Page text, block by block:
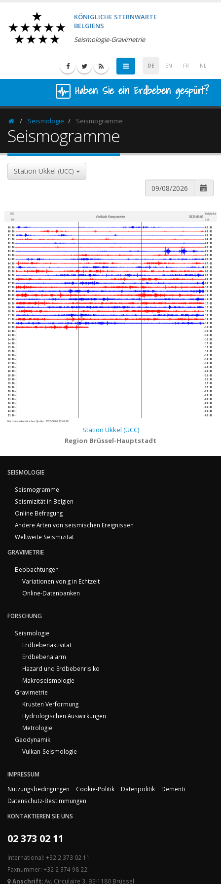
KÖNIGLICHE STERNWARTE
BELGIENS
Seismologie-Gravimetrie
DE EN FR NL
Haben Sie ein Erdbeben gespürt?
HomepageSeismologie Seismogramme
Seismogramme
Station Ukkel (UCC)
UTC
Zeit
Vertikale Komponente 2026-08-09
Belgischer
Zeit
00:00
00:30
01:00
01:30
02:00
02:30
03:00
03:30
04:00
04:30
05:00
05:30
06:00
06:30
07:00
07:30
08:00
08:30
09:00
09:30
10:00
10:30
11:00
11:30
12:00
12:30
13:00
13:30
14:00
14:30
15:00
15:30
16:00
16:30
17:00
17:30
18:00
18:30
19:00
19:30
20:00
20:30
21:00
21:30
22:00
22:30
23:00
23:30
02:30
03:00
03:30
04:00
04:30
05:00
05:30
06:00
06:30
07:00
07:30
08:00
08:30
09:00
09:30
10:00
10:30
11:00
11:30
12:00
12:30
13:00
13:30
14:00
14:30
15:00
15:30
16:00
16:30
17:00
17:30
18:00
18:30
19:00
19:30
20:00
20:30
21:00
21:30
22:00
22:30
23:00
23:30
00:00
00:30
01:00
01:30
02:00
Nächstes automatisches Update : 2026-08-09 12:49:40
Station Ukkel (UCC)
Region Brüssel-Hauptstadt
SEISMOLOGIE
Seismogramme
Seismizität in Belgien
Online Befragung
Andere Arten von seismischen Ereignissen
Weltweite Seismizität
GRAVIMETRIE
Beobachtungen
Variationen von g in Echtzeit
Online-Datenbanken
FORSCHUNG
Seismologie
Erdbebenaktivität
Erdbebenalarm
Hazard und Erdbebenrisiko
Makroseismologie
Gravimetrie
Krusten Verformung
Hydrologischen Auswirkungen
Metrologie
Geodynamik
Vulkan-Seismologie
IMPRESSUM
Nutzungsbedingungen
Cookie-Politik Datenpolitik
Dementi
Datenschutz-Bestimmungen
KONTAKTIEREN SIE UNS
02 373 02 11
International: +32 2 373 02 11
Faxnummer: +32 2 374 98 22
Anschrift:Av. Circulaire 3, BE-1180 Brüssel